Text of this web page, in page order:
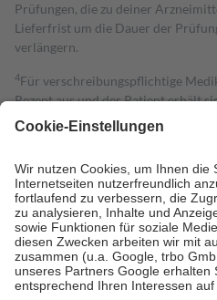
Prüfungen, die zu deiner
Lieferfrist um die Dauer der
verlängern.
4Für verschreibungspflichtige
Rezept aus und der Patient erhält
gesetzliche Krankenversicherung
Kosten dafür, der Versicherte
Grundsätzlich leisten Mitglieder
Prozent des Abgabepreises,
höchstens zehn Euro.Es sind
Kosten der Leistung zu entrichten.
Diese Regeln gelten grundsätzlich
Bei Heilmitteln und häuslicher
Zuzahlung zehn Prozent der